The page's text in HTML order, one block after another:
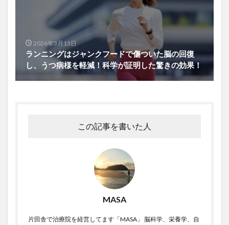
2026年3月13日
ランニングはジャンクフードで傷ついた脳の回復
し、うつ病様を軽減！科学が証明した驚きの効果！
この記事を書いた人
MASA
片田舎で治療院を経営してます「MASA」 脳科学、栄養学、自